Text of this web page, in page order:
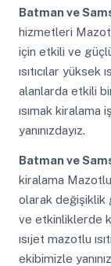
Batman ve
hizmetleri
için etkili ve
ısıtıcılar
alanlarda etkili
ısımak kiralama
yanınızdayız.
Batman ve
kiralama Mazotlu
olarak değişiklik
ve etkinliklerde
ısıjet mazotlu
ekibimizle